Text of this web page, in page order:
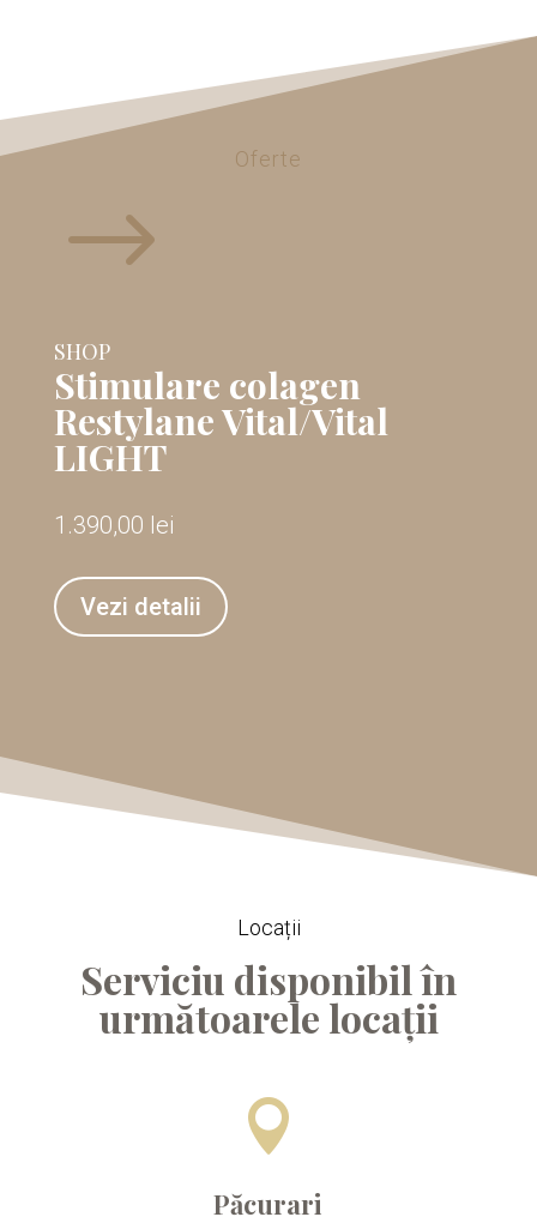
Oferte
$
SHOP
Stimulare colagen
Restylane Vital/Vital
LIGHT
1.390,00 lei
Vezi detalii
Locații
Serviciu disponibil în
următoarele locații

Păcurari